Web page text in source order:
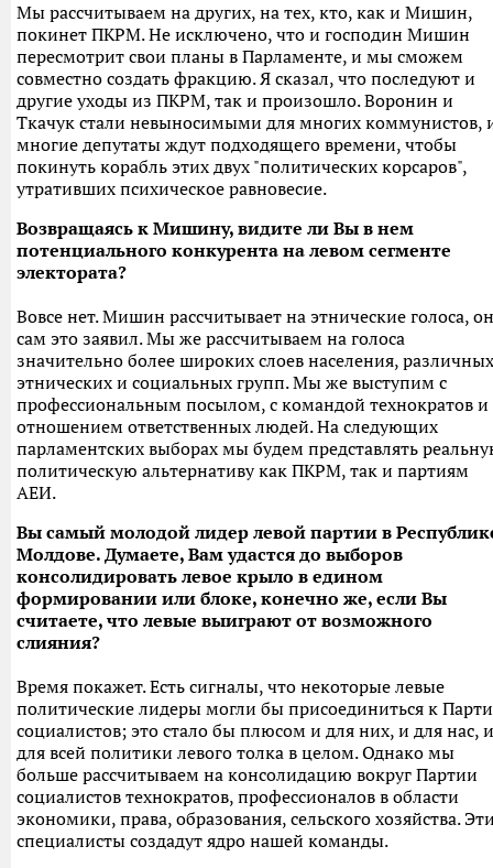
Мы рассчитываем на других, на тех, кто, как и Мишин,
покинет ПКРМ. Не исключено, что и господин Мишин
пересмотрит свои планы в Парламенте, и мы сможем
совместно создать фракцию. Я сказал, что последуют и
другие уходы из ПКРМ, так и произошло. Воронин и
Ткачук стали невыносимыми для многих коммунистов,
многие депутаты ждут подходящего времени, чтобы
покинуть корабль этих двух "политических корсаров",
утративших психическое равновесие.
Возвращаясь к Мишину, видите ли Вы в нем
потенциального конкурента на левом сегменте
электората?
Вовсе нет. Мишин рассчитывает на этнические голоса, он
сам это заявил. Мы же рассчитываем на голоса
значительно более широких слоев населения, различных
этнических и социальных групп. Мы же выступим с
профессиональным посылом, с командой технократов и
отношением ответственных людей. На следующих
парламентских выборах мы будем представлять
политическую альтернативу как ПКРМ, так и партиям
АЕИ.
Вы самый молодой лидер левой партии в
Молдове. Думаете, Вам удастся до выборов
консолидировать левое крыло в едином
формировании или блоке, конечно же, если Вы
считаете, что левые выиграют от возможного
слияния?
Время покажет. Есть сигналы, что некоторые левые
политические лидеры могли бы присоединиться к
социалистов; это стало бы плюсом и для них, и для нас, и
для всей политики левого толка в целом. Однако мы
больше рассчитываем на консолидацию вокруг Партии
социалистов технократов, профессионалов в области
экономики, права, образования, сельского хозяйства.
специалисты создадут ядро нашей команды.